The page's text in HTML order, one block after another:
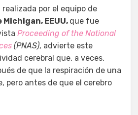
por el equipo de
EEUU, que fue
Proceeding of the National
(PNAS), advierte este
cerebral que, a veces,
de que la respiración de una
pero antes de que el cerebro